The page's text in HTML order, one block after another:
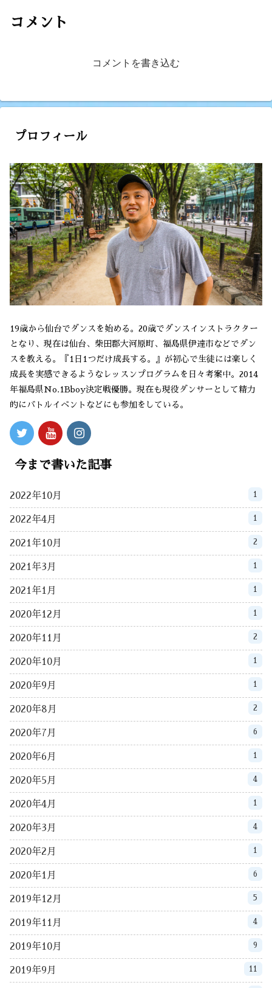
コメント
コメントを書き込む
プロフィール
19歳から仙台でダンスを始める。20歳でダンスインストラクター
となり、現在は仙台、柴田郡大河原町、福島県伊達市などでダン
スを教える。『1日1つだけ成長する。』が初心で生徒には楽しく
成長を実感できるようなレッスンプログラムを日々考案中。2014
年福島県No.1Bboy決定戦優勝。現在も現役ダンサーとして精力
的にバトルイベントなどにも参加をしている。
今まで書いた記事
2022年10月 1
2022年4月 1
2021年10月 2
2021年3月 1
2021年1月 1
2020年12月 1
2020年11月 2
2020年10月 1
2020年9月 1
2020年8月 2
2020年7月 6
2020年6月 1
2020年5月 4
2020年4月 1
2020年3月 4
2020年2月 1
2020年1月 6
2019年12月 5
2019年11月 4
2019年10月 9
2019年9月 11